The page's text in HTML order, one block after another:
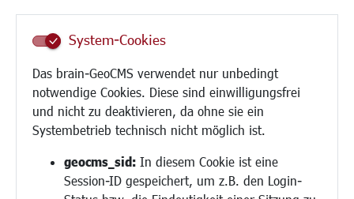
System-Cookies
Das brain-GeoCMS verwendet nur unbedingt
notwendige Cookies. Diese sind einwilligungsfrei
und nicht zu deaktivieren, da ohne sie ein
Systembetrieb technisch nicht möglich ist.
geocms_sid: In diesem Cookie ist eine
Session-ID gespeichert, um z.B. den Login-
Schule
Demokratie leben
Ukrainehilfe
Hilfe für Geflüchtete
Religion
Bauen/Umwelt/Mobilität